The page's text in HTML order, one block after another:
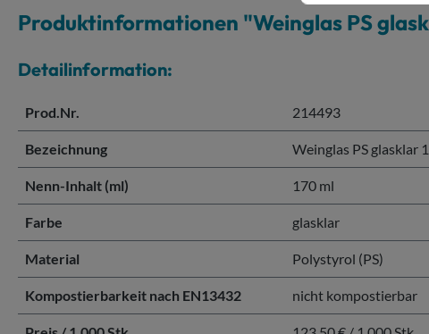
Produktinformationen "Weinglas PS
Detailinformation:
Prod.Nr. 214493
Bezeichnung Weinglas PS glasklar
Nenn-Inhalt (ml) 170 ml
Farbe glasklar
Material Polystyrol (PS)
Kompostierbarkeit nach EN13432 nicht kompostierbar